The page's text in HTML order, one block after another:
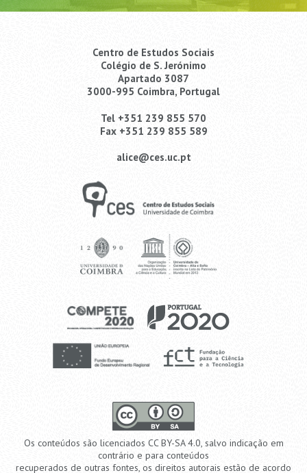
Centro de Estudos Sociais
Colégio de S. Jerónimo
Apartado 3087
3000-995 Coimbra, Portugal
Tel +351 239 855 570
Fax +351 239 855 589
alice@ces.uc.pt
Os conteúdos são licenciados CC BY-SA 4.0, salvo indicação em
contrário e para conteúdos
recuperados de outras fontes, os direitos autorais estão de acordo